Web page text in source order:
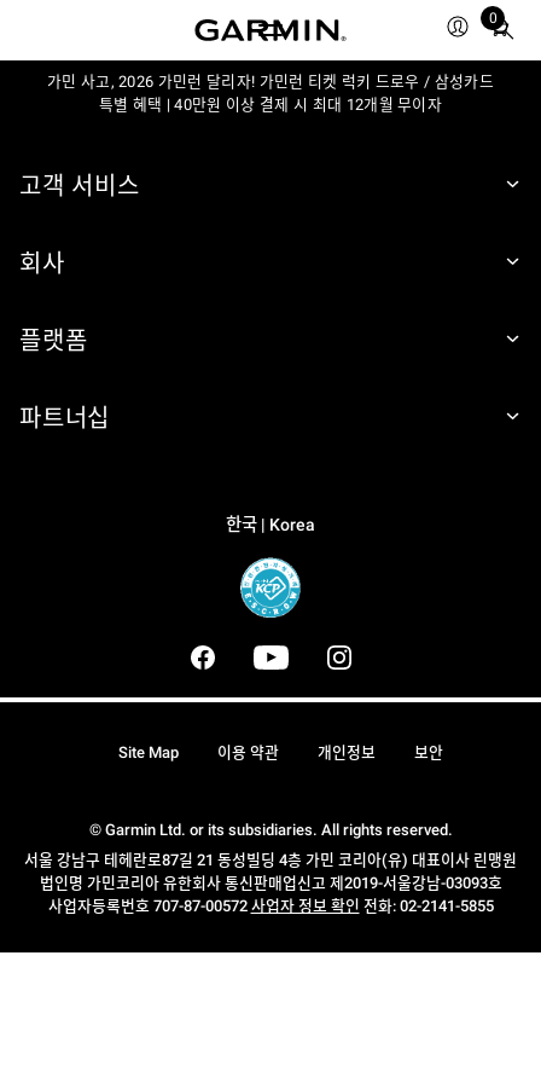
0
Total
in
가민 사고, 2026 가민런 달리자! 가민런 티켓 럭키 드로우 / 삼성카드
특별 혜택 | 40만원 이상 결제 시 최대 12개월 무이자
고객 서비스
회사
플랫폼
파트너십
한국 | Korea
© Garmin Ltd. or its subsidiaries. All rights reserved.
서울 강남구 테헤란로87길 21 동성빌딩 4층 가민 코리아(유) 대표이사 린맹원
법인명 가민코리아 유한회사 통신판매업신고 제2019-서울강남-03093호
사업자등록번호 707-87-00572 사업자 정보 확인 전화: 02-2141-5855
Site Map 이용 약관 개인정보 보안